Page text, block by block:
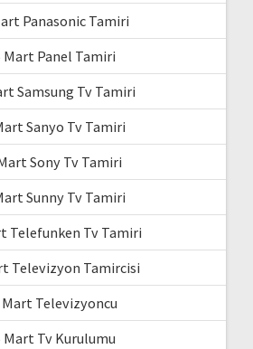
Panasonic Tamiri
Mart Panel Tamiri
Samsung Tv Tamiri
Sanyo Tv Tamiri
Sony Tv Tamiri
Sunny Tv Tamiri
Telefunken Tv Tamiri
Televizyon Tamircisi
Mart Televizyoncu
Mart Tv Kurulumu